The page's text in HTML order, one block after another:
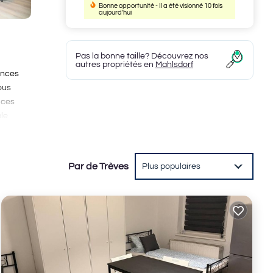
ou
Bonne opportunité - Il a été visionné 10 fois
aujourd'hui
Pas la bonne taille? Découvrez nos
autres propriétés en Mahlsdorf
Par de Trèves Plus populaires